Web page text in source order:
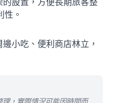
性。
小吃、便利商店林立，
，實際情況可能因時間而